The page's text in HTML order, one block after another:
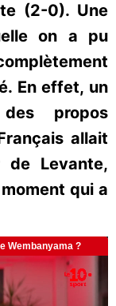
(2-0). Une
on a pu
En effet, un
propos
allait
de Levante,
qui a